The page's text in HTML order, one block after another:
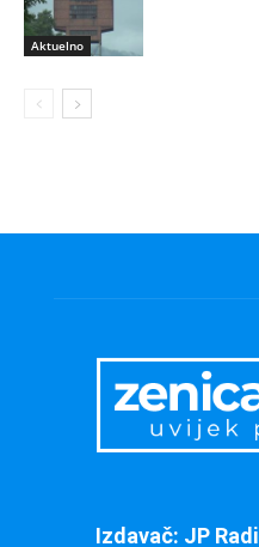
Aktuelno
Izdavač: JP